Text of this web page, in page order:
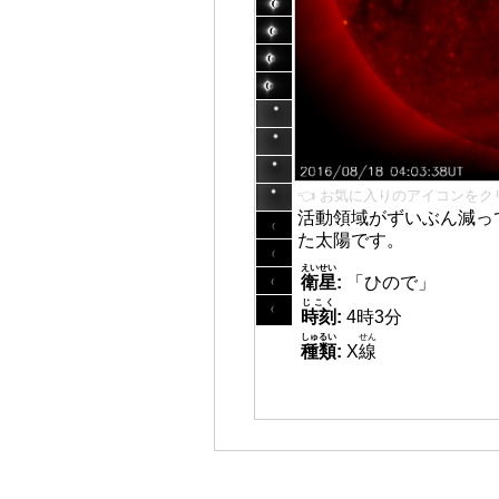
👈 お気に入りのアイコンをク
活動領域がずいぶん減
た太陽です。
衛星
えいせい
:
「ひので」
時刻
じこく
: 4時3分
種類
しゅるい
: X線
せん